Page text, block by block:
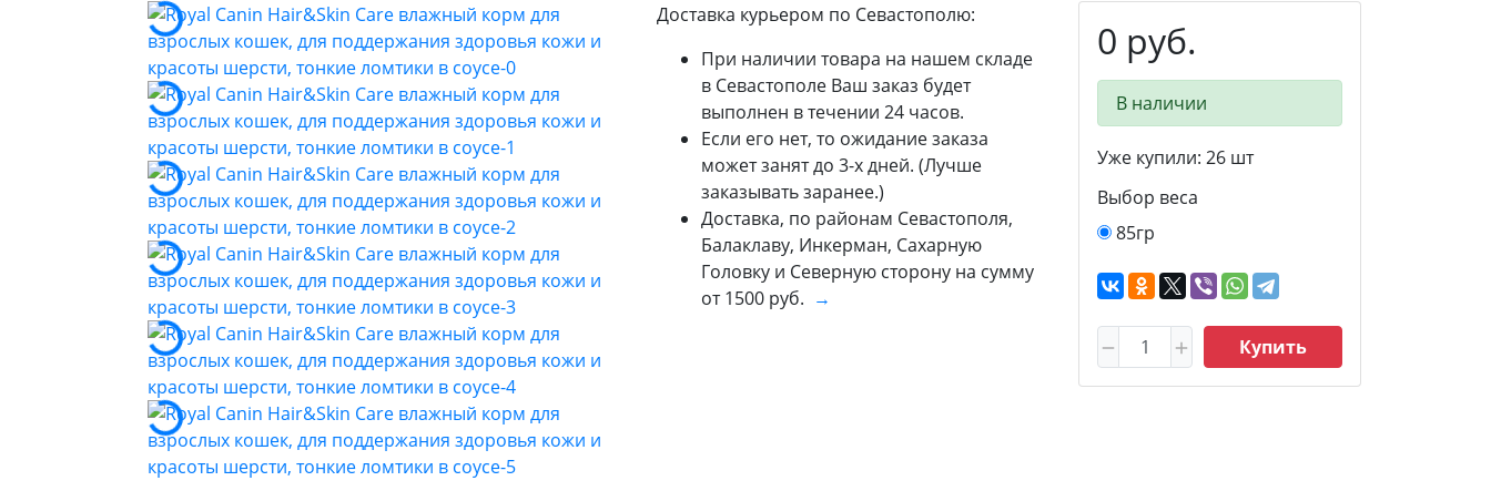
0 руб.
В наличии
Уже купили: 26 шт
Выбор веса
85гр
Купить
Доставка курьером по Севастополю:
При наличии товара на нашем складе
в Севастополе Ваш заказ будет
выполнен в течении 24 часов.
Если его нет, то ожидание заказа
может занят до 3-х дней. (Лучше
заказывать заранее.)
Доставка, по районам Севастополя,
Балаклаву, Инкерман, Сахарную
Головку и Северную сторону на сумму
от 1500 руб. →